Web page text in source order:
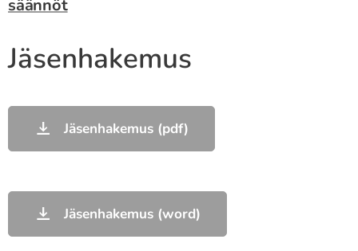
säännöt
Jäsenhakemus
Jäsenhakemus (pdf)
Jäsenhakemus (word)